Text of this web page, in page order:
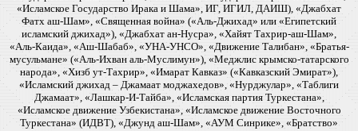
«Исламское Государство Ирака и Шама», ИГ, ИГИЛ, ДАИШ), «Джабхат
Фатх аш-Шам», «Священная война» («Аль-Джихад» или «Египетский
исламский джихад»), «Джабхат ан-Нусра», «Хайят Тахрир-аш-Шам»,
«Аль-Каида», «Аш-Шабаб», «УНА-УНСО», «Движение Талибан», «Братья-
мусульмане» («Аль-Ихван аль-Муслимун»), «Меджлис крымско-татарского
народа», «Хизб ут-Тахрир», «Имарат Кавказ» («Кавказский Эмират»),
«Исламский джихад – Джамаат моджахедов», «Нурджулар», «Таблиги
Джамаат», «Лашкар-И-Тайба», «Исламская партия Туркестана»,
«Исламское движение Узбекистана», «Исламское движение Восточного
Туркестана» (ИДВТ), «Джунд аш-Шам», «АУМ Синрике», «Братство»